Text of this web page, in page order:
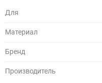
Для
Материал
Бренд
Производитель